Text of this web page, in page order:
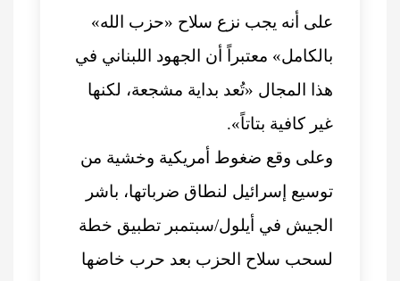
على أنه يجب نزع سلاح «حزب الله»
بالكامل» معتبراً أن الجهود اللبناني في
هذا المجال «تُعد بداية مشجعة، لكنها
غير كافية بتاتاً».
وعلى وقع ضغوط أمريكية وخشية من
توسيع إسرائيل لنطاق ضرباتها، باشر
الجيش في أيلول/سبتمبر تطبيق خطة
لسحب سلاح الحزب بعد حرب خاضها